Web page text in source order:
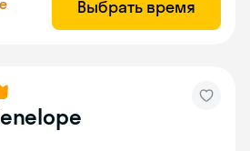
Выбрать время